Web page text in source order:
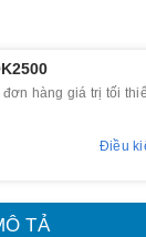
hàng giá trị tối
Điều
TẢ